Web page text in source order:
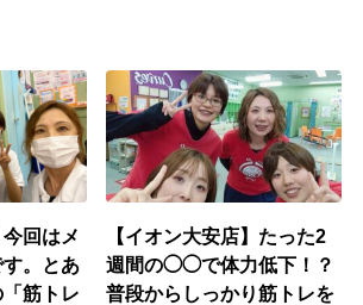
今回はメ
。とあ
筋トレ
【イオン大安店】たった2
週間の◯◯で体力低下！？
普段からしっかり筋トレを